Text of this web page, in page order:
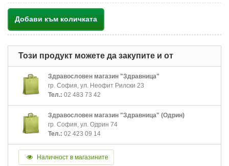
Добави към количката
Този продукт можете да закупите и от
Здравословен магазин "Здравница"
гр. София, ул. Неофит Рилски 23
Тел.: 02 483 73 42
Здравословен магазин "Здравница" (Одрин)
гр. София, ул. Одрин 74
Тел.: 02 423 09 14
Наличност в магазините